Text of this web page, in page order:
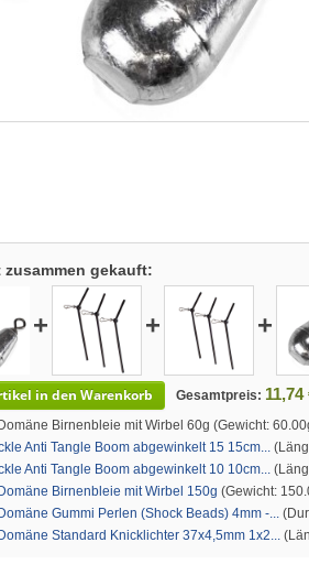
zusammen gekauft:
+ + +
in den Warenkorb Gesamtpreis: 11,74
Birnenbleie mit Wirbel 60g (Gewicht:
Anti Tangle Boom abgewinkelt 15 15cm...
Anti Tangle Boom abgewinkelt 10 10cm...
Birnenbleie mit Wirbel 150g (Gewicht:
Gummi Perlen (Shock Beads) 4mm -...
Standard Knicklichter 37x4,5mm 1x2...